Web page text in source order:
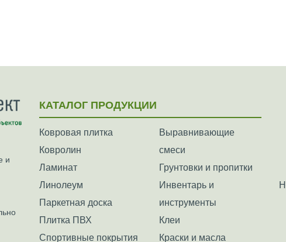
и
КАТАЛОГ ПРОДУКЦИИ
Ковровая плитка
Ковролин
Ламинат
Линолеум
Паркетная доска
Плитка ПВХ
Спортивные покрытия
Выравнивающие
смеси
Грунтовки и пропитки
Инвентарь и
инструменты
Клеи
Краски и масла